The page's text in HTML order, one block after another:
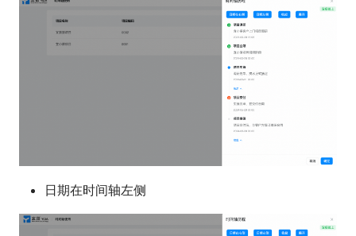
日期在时间轴左侧